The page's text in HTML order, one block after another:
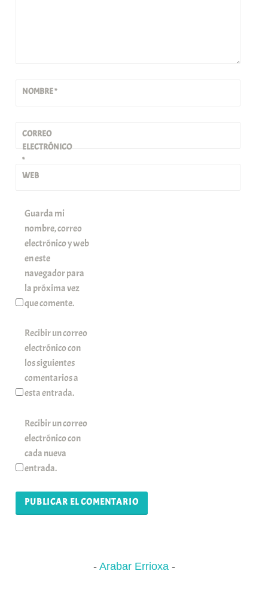
NOMBRE*
CORREO
ELECTRÓNICO
*
WEB
Guarda mi
nombre, correo
electrónico y web
en este
navegador para
la próxima vez
que comente.
Recibir un correo
electrónico con
los siguientes
comentarios a
esta entrada.
Recibir un correo
electrónico con
cada nueva
entrada.
Arabar Errioxa